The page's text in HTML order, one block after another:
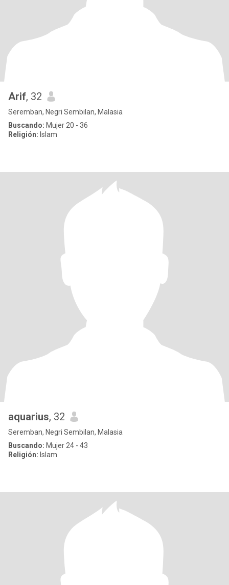
Arif, 32
Seremban, Negri Sembilan, Malasia
Buscando: Mujer 20 - 36
Religión: Islam
aquarius, 32
Seremban, Negri Sembilan, Malasia
Buscando: Mujer 24 - 43
Religión: Islam